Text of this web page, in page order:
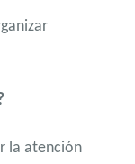
la atención